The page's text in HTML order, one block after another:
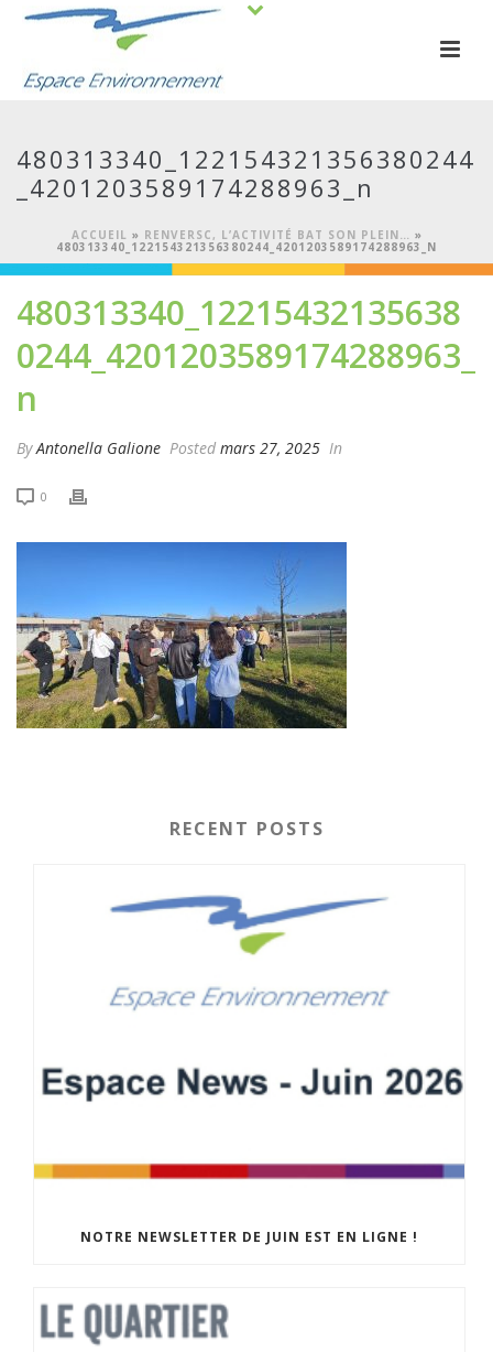
480313340_122154321356380244
_4201203589174288963_n
ACCUEIL » RENVERSC, L’ACTIVITÉ BAT SON PLEIN… »
480313340_122154321356380244_4201203589174288963_N
480313340_12215432135638
0244_4201203589174288963_
n
ByAntonella Galione Posted mars 27, 2025 In
0
RECENT POSTS
NOTRE NEWSLETTER DE JUIN EST EN LIGNE !